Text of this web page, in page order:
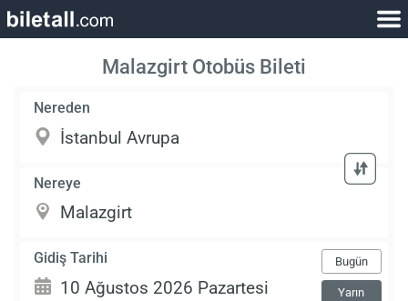
Malazgirt Otobüs Bileti
Nereden
Nereye
Gidiş Tarihi Bugün
Yarın